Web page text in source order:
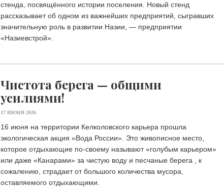
стенда, посвящённого истории поселения. Новый стенд
рассказывает об одном из важнейших предприятий, сыгравших
значительную роль в развитии Назии, — предприятии
«Назиевстрой».
Чистота берега — общими
усилиями!
17 ИЮНЯ 2026
16 июня на территории Келколовского карьера прошла
экологическая акция «Вода России». Это живописное место,
которое отдыхающие по-своему называют «голубым карьером»
или даже «Канарами» за чистую воду и песчаные берега , к
сожалению, страдает от большого количества мусора,
оставляемого отдыхающими.